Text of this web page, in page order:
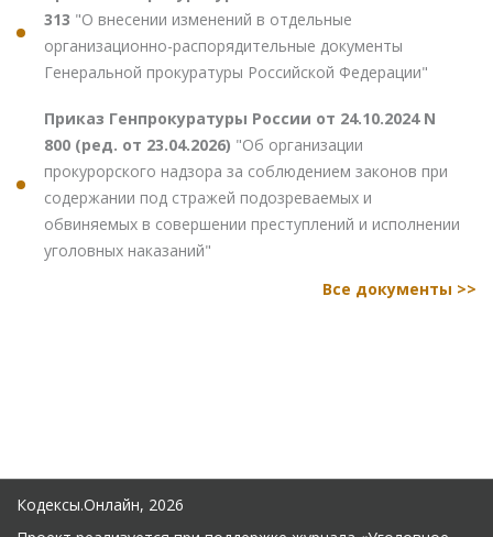
313 "О внесении изменений в отдельные
организационно-распорядительные документы
Генеральной прокуратуры Российской Федерации"
Приказ Генпрокуратуры России от 24.10.2024 N
800 (ред. от 23.04.2026) "Об организации
прокурорского надзора за соблюдением законов при
содержании под стражей подозреваемых и
обвиняемых в совершении преступлений и исполнении
уголовных наказаний"
Все документы >>
Кодексы.Онлайн, 2026